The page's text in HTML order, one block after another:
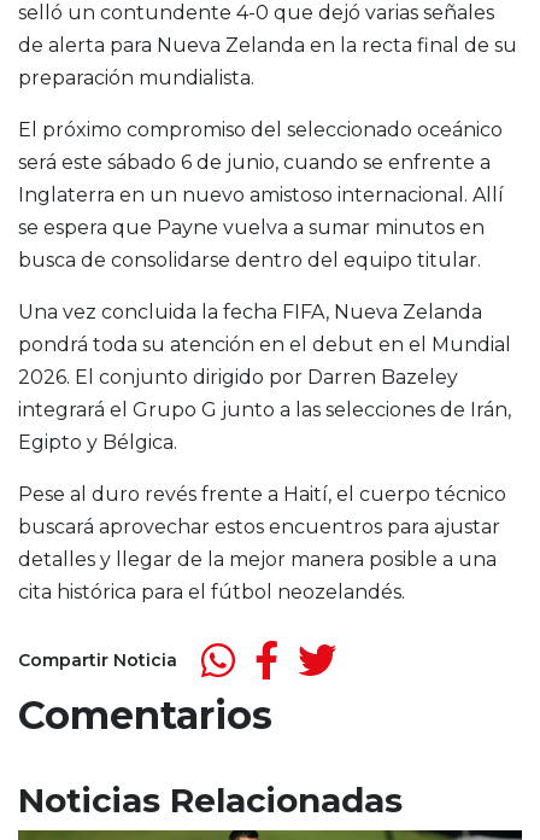
selló un contundente 4-0 que dejó varias señales
de alerta para Nueva Zelanda en la recta final de su
preparación mundialista.
El próximo compromiso del seleccionado oceánico
será este sábado 6 de junio, cuando se enfrente a
Inglaterra en un nuevo amistoso internacional. Allí
se espera que Payne vuelva a sumar minutos en
busca de consolidarse dentro del equipo titular.
Una vez concluida la fecha FIFA, Nueva Zelanda
pondrá toda su atención en el debut en el Mundial
2026. El conjunto dirigido por Darren Bazeley
integrará el Grupo G junto a las selecciones de Irán,
Egipto y Bélgica.
Pese al duro revés frente a Haití, el cuerpo técnico
buscará aprovechar estos encuentros para ajustar
detalles y llegar de la mejor manera posible a una
cita histórica para el fútbol neozelandés.
Compartir Noticia
Comentarios
Noticias Relacionadas